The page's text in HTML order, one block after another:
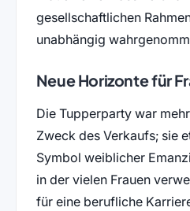
gesellschaftlichen
unabhängig
Neue Horizonte für
Die Tupperparty war
Zweck des Verkaufs; sie
Symbol weiblicher
in der vielen Frauen
für eine berufliche